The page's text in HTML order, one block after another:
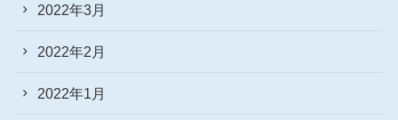
2022年3月
2022年2月
2022年1月